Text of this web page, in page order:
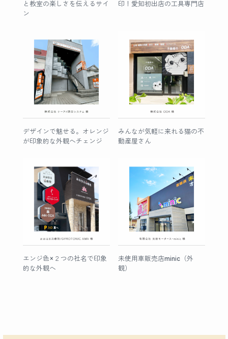
と教室の楽しさを伝えるサイ
ン
印！愛知初出店の工具専門店
デザインで魅せる。オレンジ
が印象的な外観へチェンジ
みんなが気軽に来れる猫の不
動産屋さん
エンジ色×２つの社名で印象
的な外観へ
未使用車販売店minic（外
観）